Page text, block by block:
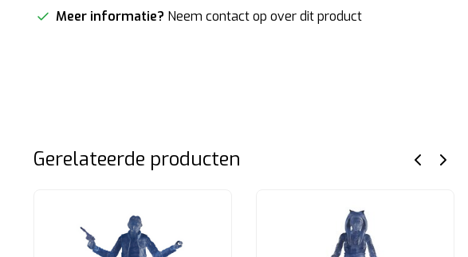
Meer informatie? Neem contact op over dit product
Gerelateerde producten